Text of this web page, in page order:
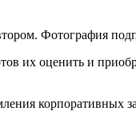
Фотография
их оценить и
корпоративных